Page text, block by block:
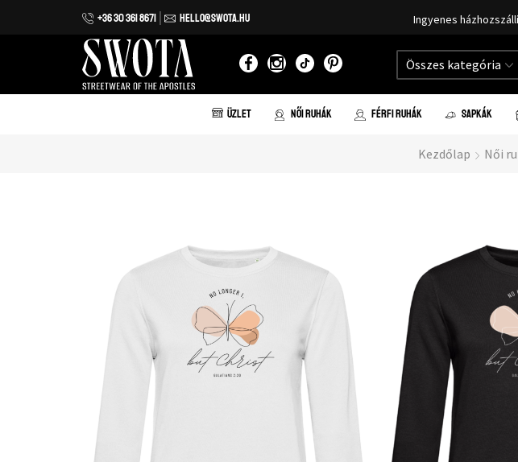
+36 30 361 8671 HELLO@SWOTA.HU
Iratkozz fel hírlevelünkre! Feliratkozom Ingyenes
Összes kategória
ÜZLET NŐI RUHÁK FÉRFI RUHÁK SAPKÁK
Kezdőlap Női